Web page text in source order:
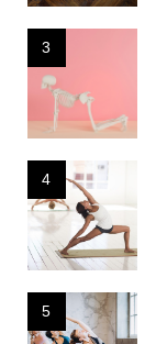
3
4
5